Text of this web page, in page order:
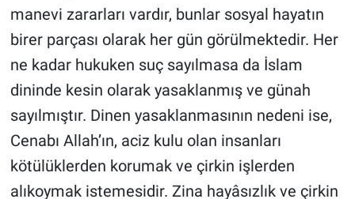
manevi zararları vardır, bunlar sosyal hayatın
birer parçası olarak her gün görülmektedir. Her
ne kadar hukuken suç sayılmasa da İslam
dininde kesin olarak yasaklanmış ve günah
sayılmıştır. Dinen yasaklanmasının nedeni ise,
Cenabı Allah’ın, aciz kulu olan insanları
kötülüklerden korumak ve çirkin işlerden
alıkoymak istemesidir. Zina hayâsızlık ve çirkin